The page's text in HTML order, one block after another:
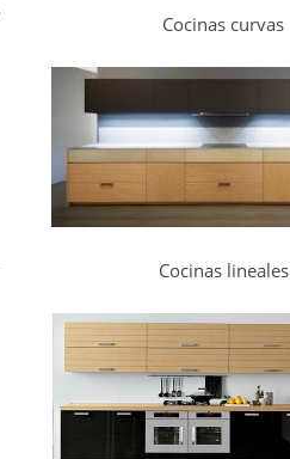
Cocinas curvas
Cocinas lineales